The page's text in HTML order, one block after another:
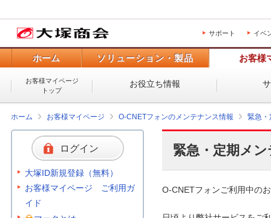
サポート イベ
ホーム ソリューション・製品 お客様
お客様マイページ
トップ
お役立ち情報
ホーム お客様マイページ O-CNETフォンのメンテナンス情報 緊急・
緊急・定期メ
O-CNETフォンご利用中の
ログイン
大塚ID新規登録（無料）
お客様マイページ ご利用ガ
イド